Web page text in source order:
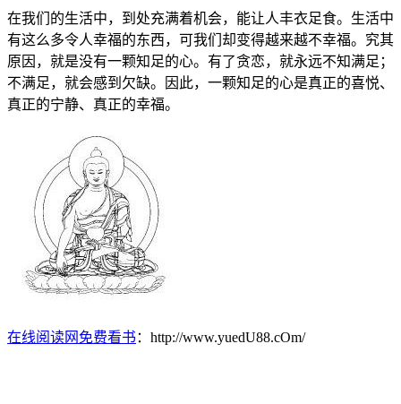
在我们的生活中，到处充满着机会，能让人丰衣足食。生活中
有这么多令人幸福的东西，可我们却变得越来越不幸福。究其
原因，就是没有一颗知足的心。有了贪恋，就永远不知满足；
不满足，就会感到欠缺。因此，一颗知足的心是真正的喜悦、
真正的宁静、真正的幸福。
在线阅读网免费看书 ：http://www.yuedU88.cOm/